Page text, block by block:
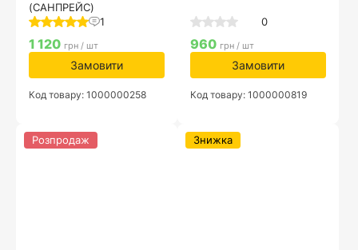
(САНПРЕЙС)
1
1 120 грн / шт
Замовити
Код товару: 1000000258
0
960 грн / шт
Замовити
Код товару: 1000000819
Розпродаж Знижка